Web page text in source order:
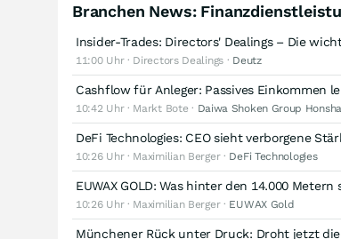
Branchen News:
Insider-Trades: Directors' Dealings – Die
11:00 Uhr · Directors Dealings · Deutz
Cashflow für Anleger: Passives Einkommen
10:42 Uhr · Markt Bote · Daiwa Shoken Group Honsha
DeFi Technologies: CEO sieht verborgene
10:26 Uhr · Maximilian Berger · DeFi Technologies
EUWAX GOLD: Was hinter den 14.000 Metern
10:26 Uhr · Maximilian Berger · EUWAX Gold
Münchener Rück unter Druck: Droht jetzt